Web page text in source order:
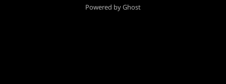
Powered by Ghost